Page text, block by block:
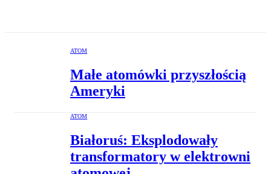
ATOM
Małe atomówki przyszłością
Ameryki
ATOM
Białoruś: Eksplodowały
transformatory w elektrowni